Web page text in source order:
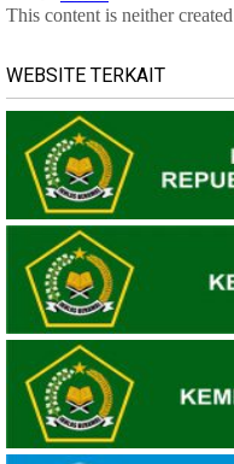
WEBSITE TERKAIT